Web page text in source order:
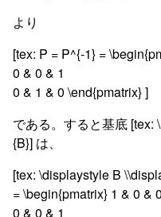
より
[tex: P = P^{-1} =
0 & 0 & 1
0 & 1 & 0 \end{pmatrix} ]
である。すると基底 [tex:
{B}] は、
[tex: \displaystyle B
= \begin{pmatrix} 1 & 0 & 0
0 & 0 & 1